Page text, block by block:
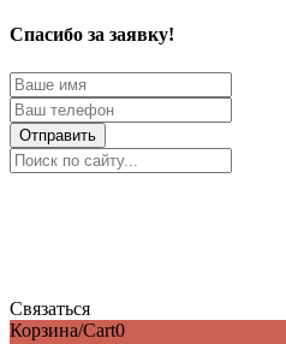
Спасибо за заявку!
Отправить
Связаться
Корзина/Cart0